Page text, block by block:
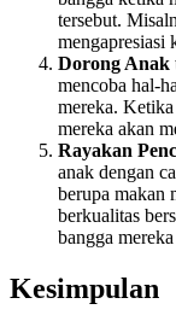
tersebut.
mengapresiasi
Dorong
mencoba hal-
mereka.
mereka akan
Rayakan
anak dengan
berupa makan
berkualitas
bangga
Kesimpulan